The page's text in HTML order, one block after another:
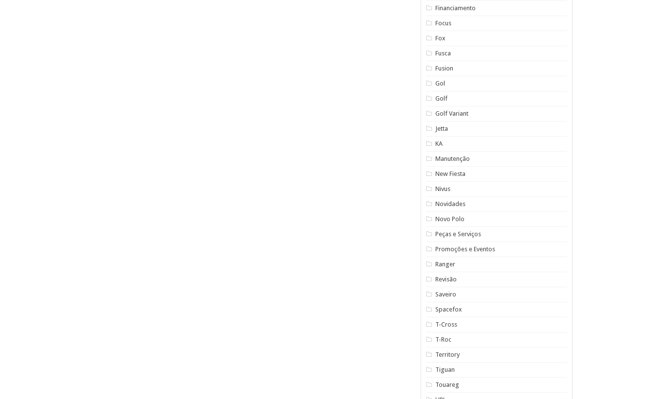
Financiamento
Focus
Fox
Fusca
Fusion
Gol
Golf
Golf Variant
Jetta
KA
Manutenção
New Fiesta
Nivus
Novidades
Novo Polo
Peças e Serviços
Promoções e Eventos
Ranger
Revisão
Saveiro
Spacefox
T-Cross
T-Roc
Territory
Tiguan
Touareg